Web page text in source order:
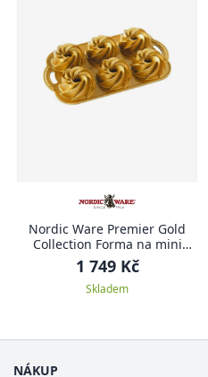
Nordic Ware Premier Gold
Collection Forma na mini
bábovky Heritage, zlatá, 950
ml
1 749 Kč
Skladem
NÁKUP